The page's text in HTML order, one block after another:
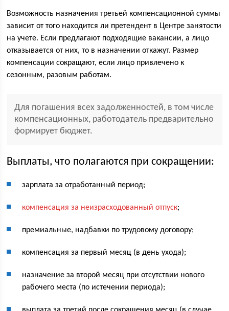
Возможность назначения третьей компенсационной суммы
зависит от того находится ли претендент в Центре занятости
на учете. Если предлагают подходящие вакансии, а лицо
отказывается от них, то в назначении откажут. Размер
компенсации сокращают, если лицо привлечено к
сезонным, разовым работам.
Для погашения всех задолженностей, в том числе
компенсационных, работодатель предварительно
формирует бюджет.
Выплаты, что полагаются при сокращении:
зарплата за отработанный период;
компенсация за неизрасходованный отпуск;
премиальные, надбавки по трудовому договору;
компенсация за первый месяц (в день ухода);
назначение за второй месяц при отсутствии нового
рабочего места (по истечении периода);